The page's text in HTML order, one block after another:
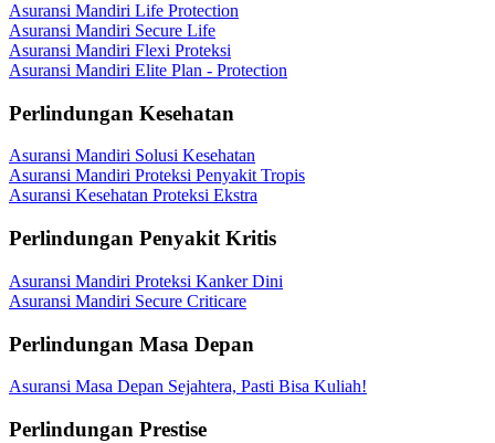
Asuransi Mandiri Life Protection
Asuransi Mandiri Secure Life
Asuransi Mandiri Flexi Proteksi
Asuransi Mandiri Elite Plan - Protection
Perlindungan Kesehatan
Asuransi Mandiri Solusi Kesehatan
Asuransi Mandiri Proteksi Penyakit Tropis
Asuransi Kesehatan Proteksi Ekstra
Perlindungan Penyakit Kritis
Asuransi Mandiri Proteksi Kanker Dini
Asuransi Mandiri Secure Criticare
Perlindungan Masa Depan
Asuransi Masa Depan Sejahtera, Pasti Bisa Kuliah!
Perlindungan Prestise